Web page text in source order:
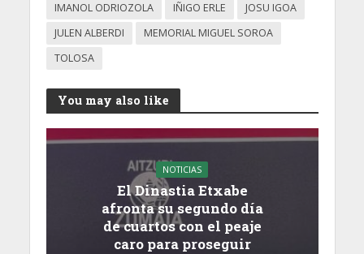
IMANOL ODRIOZOLA
IÑIGO ERLE
JOSU IGOA
JULEN ALBERDI
MEMORIAL MIGUEL SOROA
TOLOSA
You may also like
NOTICIAS
El Dinastia Etxabe
afronta su segundo día
de cuartos con el peaje
caro para proseguir